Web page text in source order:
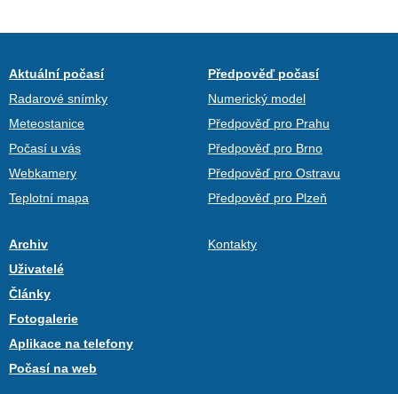
Aktuální počasí
Radarové snímky
Meteostanice
Počasí u vás
Webkamery
Teplotní mapa
Předpověď počasí
Numerický model
Předpověď pro Prahu
Předpověď pro Brno
Předpověď pro Ostravu
Předpověď pro Plzeň
Archiv
Uživatelé
Články
Fotogalerie
Aplikace na telefony
Počasí na web
Kontakty